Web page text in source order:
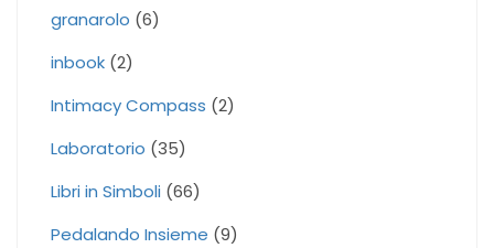
granarolo (6)
inbook (2)
Intimacy Compass (2)
Laboratorio (35)
Libri in Simboli (66)
Pedalando Insieme (9)